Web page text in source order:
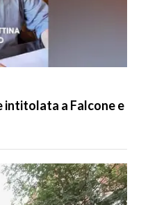
intitolata a Falcone e